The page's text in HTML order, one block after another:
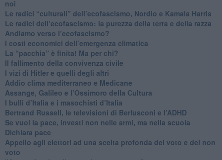
noi
​Le radici “culturali” dell’ecofascismo, Nordio e Kamala Harris
Le radici dell’ecofascismo: la purezza della terra e della razza
Andiamo verso l’ecofascismo?
I costi economici dell’emergenza climatica
​La “pacchia” è finita! Ma per chi?
​Il fallimento della convivenza civile
​I vizi di Hitler e quelli degli altri
Addio clima mediterraneo e Medicane
​Assange, Galileo e l’Ossimoro della Cultura
​I bulli d’Italia e i masochisti d’Italia
​Bertrand Russell, le televisioni di Berlusconi e l’ADHD
​Se vuoi la pace, investi non nelle armi, ma nella scuola
​Dichiara pace
​Appello agli elettori ad una scelta profonda del voto e del non
voto